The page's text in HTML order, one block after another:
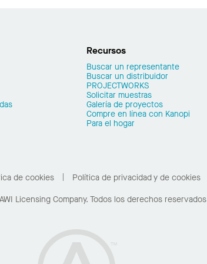
Recursos
Buscar un representante
Buscar un distribuidor
PROJECTWORKS
Solicitar muestras
Galería de proyectos
Compre en línea con Kanopi
Para el hogar
de cookies Política de privacidad y de cookies
Licensing Company. Todos los derechos reservados